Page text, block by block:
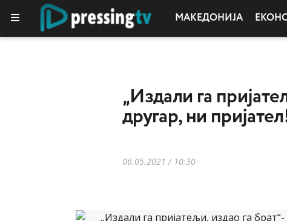
МАКЕДОНИЈА
„Издали га
другар, ни
06.05.2021 / 10:30